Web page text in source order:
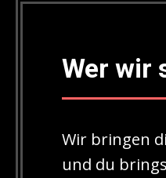
Wer wir
Wir bringen
und du